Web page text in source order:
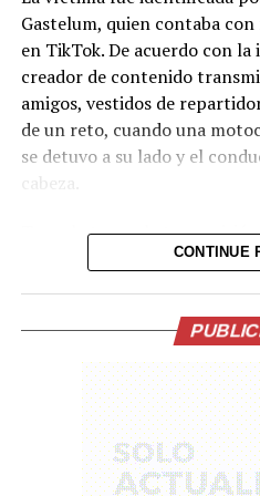
familias y todos los
accidente”, dijo.
Se esperaba un informe
seis y ocho semanas. (CH9 via
El comisionado jefe de la
Gastelum, quien contaba
en TikTok. De acuerdo con
creador de contenido
amigos, vestidos de
de un reto, cuando una
se detuvo a su lado y el
cabeza.
Tras el ataque, la
inmediato. Posteriormente,
parte de la grabación y han
hecho.
Lo
momentos
ejecución
CONTINUE